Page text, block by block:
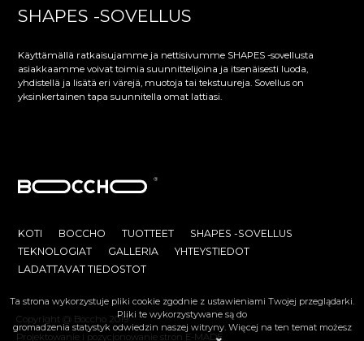
SHAPES -SOVELLUS
Käyttämällä ratkaisujamme ja nettisivumme SHAPES -sovellusta
asiakkaamme voivat toimia suunnittelijoina ja itsenäisesti luoda,
yhdistellä ja lisätä eri värejä, muotoja tai tekstuureja. Sovellus on
yksinkertainen tapa suunnitella omat lattiasi.
KOTI BOCCHO TUOTTEET
SHAPES -SOVELLUS
TEKNOLOGIAT
GALLERIA
YHTEYSTIEDOT
LADATTAVAT TIEDOSTOT
Copyright @ Boccho 2019
Projektowanie i pozycjonowanie stron E-MADE
Ta strona wykorzystuje pliki cookie zgodnie z ustawieniami Twojej przeglądarki.
Pliki te wykorzystywane są do
gromadzenia statystyk odwiedzin naszej witryny. Więcej na ten temat możesz